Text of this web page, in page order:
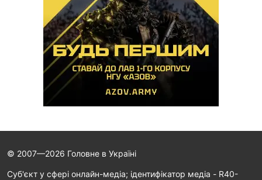
© 2007—2026 Головне в Україні
Cуб'єкт у сфері онлайн-медіа; ідентифікатор медіа - R40-